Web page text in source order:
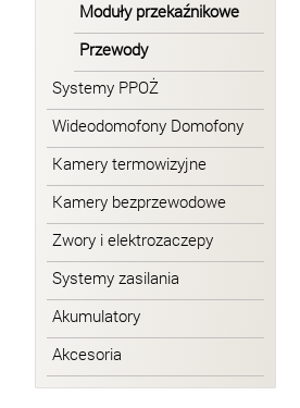
Moduły przekaźnikowe
Przewody
Systemy PPOŻ
Wideodomofony Domofony
Kamery termowizyjne
Kamery bezprzewodowe
Zwory i elektrozaczepy
Systemy zasilania
Akumulatory
Akcesoria